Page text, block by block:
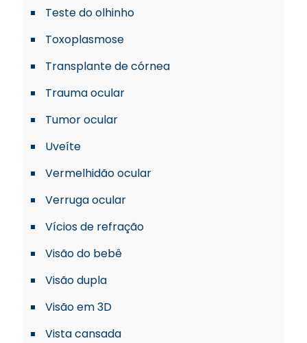
Teste do olhinho
Toxoplasmose
Transplante de córnea
Trauma ocular
Tumor ocular
Uveíte
Vermelhidão ocular
Verruga ocular
Vícios de refração
Visão do bebê
Visão dupla
Visão em 3D
Vista cansada